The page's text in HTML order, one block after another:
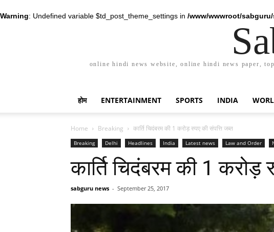
Warning: Undefined variable $td_post_theme_settings in /www/wwwroot/
online hindi news website, online hindi news paper,
होम ENTERTAINMENT SPORTS INDIA
Home Breaking कार्ति चिदंबरम की 1 करोड़ रुपए की संपत्ति जब्त
Breaking Delhi Headlines India Latest news Law and Order
कार्ति चिदंबरम की 1 करोड़
sabguru news - September 25, 2017